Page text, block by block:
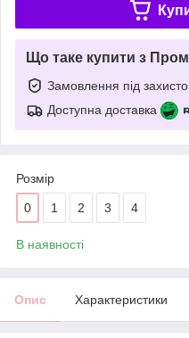
Що таке купити з
Замовлення під
Доступна доставка
Розмір
0 1 2 3 4
В наявності
Опис Характеристики